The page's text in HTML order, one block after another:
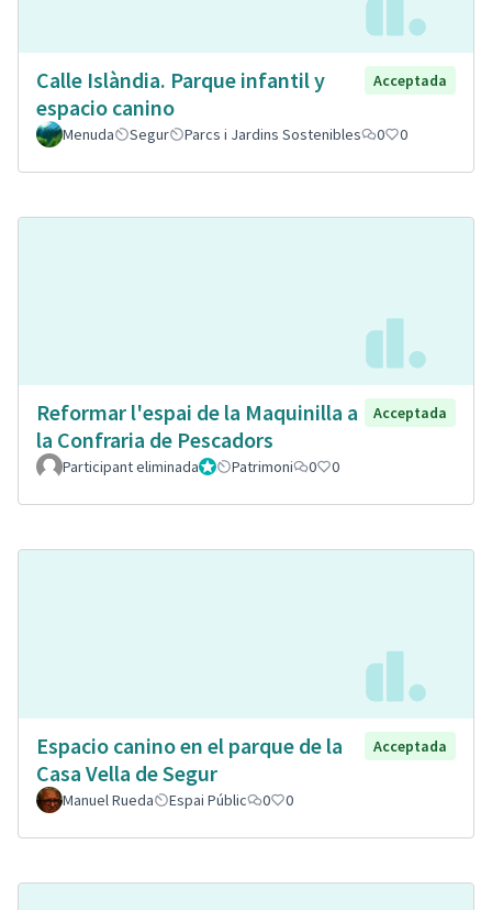
Calle Islàndia. Parque infantil y
espacio canino
Acceptada
Menuda Segur Parcs i Jardins Sostenibles 0 0
Reformar l'espai de la Maquinilla a
la Confraria de Pescadors
Acceptada
Participant eliminadaAdministrador
Patrimoni 0 0
Espacio canino en el parque de la
Casa Vella de Segur
Acceptada
Manuel Rueda Espai Públic 0 0